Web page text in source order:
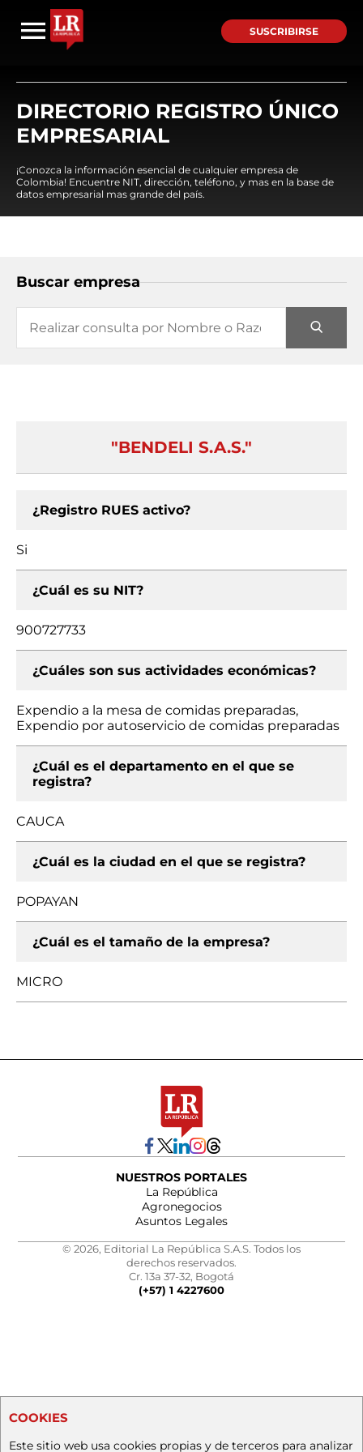
SUSCRIBIRSE
DIRECTORIO REGISTRO ÚNICO
EMPRESARIAL
¡Conozca la información esencial de cualquier empresa de
Colombia! Encuentre NIT, dirección, teléfono, y mas en la base de
datos empresarial mas grande del país.
Buscar empresa
"BENDELI S.A.S."
¿Registro RUES activo?
Si
¿Cuál es su NIT?
900727733
¿Cuáles son sus actividades económicas?
Expendio a la mesa de comidas preparadas,
Expendio por autoservicio de comidas preparadas
¿Cuál es el departamento en el que se
registra?
CAUCA
¿Cuál es la ciudad en el que se registra?
POPAYAN
¿Cuál es el tamaño de la empresa?
MICRO
NUESTROS PORTALES
La República
Agronegocios
Asuntos Legales
© 2026, Editorial La República S.A.S. Todos los
derechos reservados.
Cr. 13a 37-32, Bogotá
(+57) 1 4227600
COOKIES
Este sitio web usa cookies propias y de terceros para analizar